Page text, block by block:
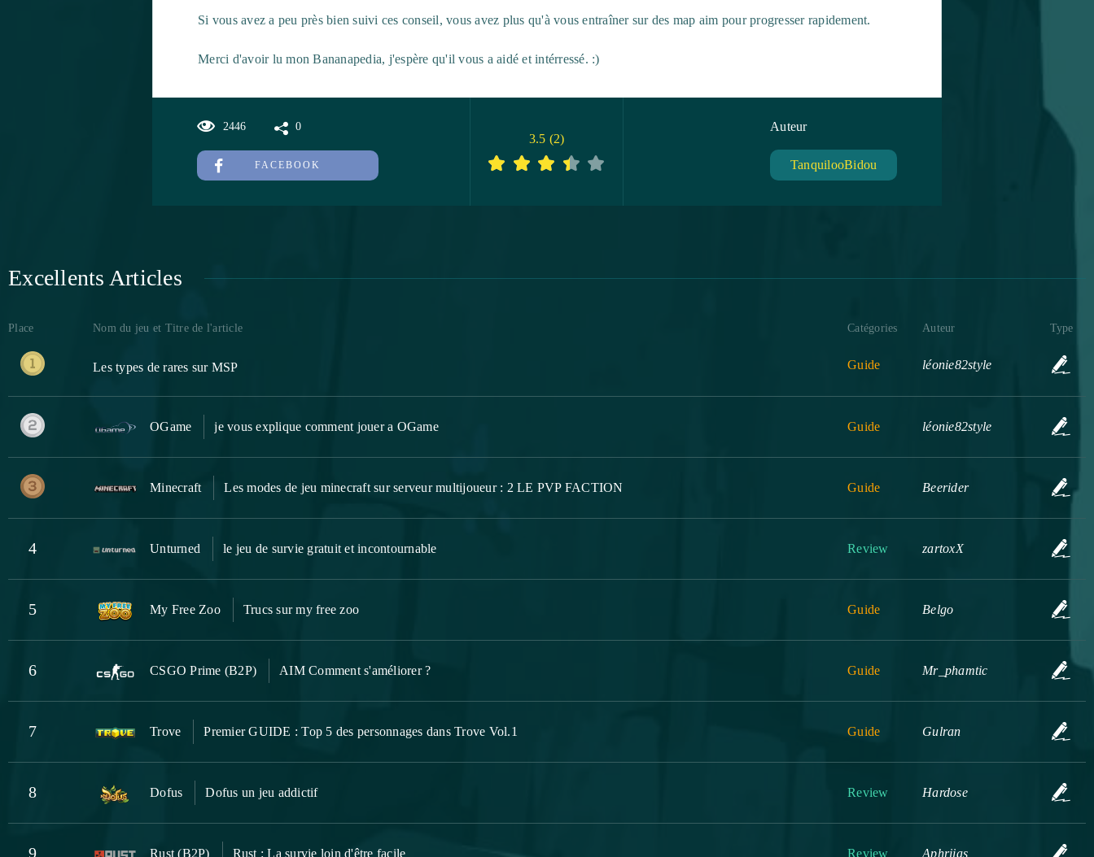
Si vous avez a peu près bien suivi ces conseil, vous avez plus qu'à vous entraîner sur des map aim pour progresser rapidement.
Merci d'avoir lu mon Bananapedia, j'espère qu'il vous a aidé et intérressé. :)
2446 0
FACEBOOK
3.5 (2)
Auteur
TanquilooBidou
Excellents Articles
Place Nom du jeu et Titre de l'article Catégories Auteur Type
Les types de rares sur MSP Guide léonie82style
OGame je vous explique comment jouer a OGame Guide léonie82style
Minecraft Les modes de jeu minecraft sur serveur multijoueur : 2 LE PVP FACTION Guide Beerider
4 Unturned le jeu de survie gratuit et incontournable Review zartoxX
5 My Free Zoo Trucs sur my free zoo Guide Belgo
6 CSGO Prime (B2P) AIM Comment s'améliorer ? Guide Mr_phamtic
7 Trove Premier GUIDE : Top 5 des personnages dans Trove Vol.1 Guide Gulran
8 Dofus Dofus un jeu addictif Review Hardose
9 Rust (B2P) Rust : La survie loin d'être facile Review Aphriias